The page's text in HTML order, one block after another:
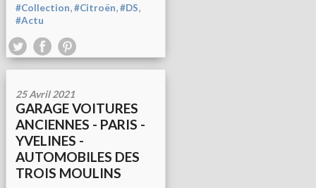
#Collection,#Citroën,#DS,
#Actu
25 Avril 2021
GARAGE VOITURES
ANCIENNES - PARIS -
YVELINES -
AUTOMOBILES DES
TROIS MOULINS